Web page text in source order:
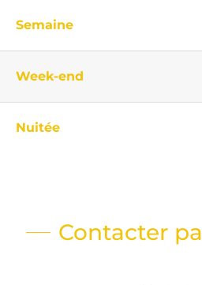
Semaine
Week-end
Nuitée
Contacter